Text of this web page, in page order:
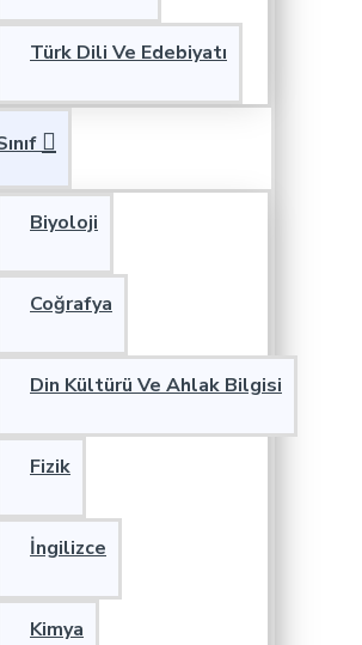
Türk Dili Ve Edebiyatı
Biyoloji
Coğrafya
Din Kültürü Ve Ahlak Bilgisi
Fizik
İngilizce
Kimya